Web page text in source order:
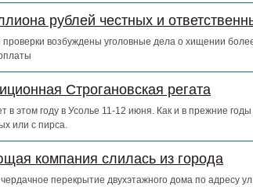
рублей честных и
возбуждены уголовные дела о хищении
Строгановская регата
в этом году в Усолье 11-12 июня. Как и в прежние
или с пирса.
компания слилась из города
перекрытие двухэтажного дома по адресу